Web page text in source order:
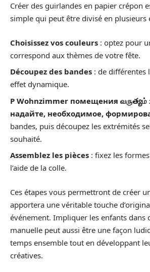
Créer des guirlandes en papier crépon
simple qui peut être divisé en plusieurs
Choisissez vos couleurs : optez pour
correspond aux thèmes de votre fête.
Découpez des bandes : de différentes
effet dynamique.
P Wohnzimmer помещения வருత్యம்
надайте, необходимое,
bandes, puis découpez les extrémités
souhaité.
Assemblez les pièces : fixez les
l’aide de la colle.
Ces étapes vous permettront de créer
apportera une véritable touche
événement. Impliquer les enfants dans
manuelle peut aussi être une façon
temps ensemble tout en développant
créatives.